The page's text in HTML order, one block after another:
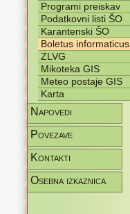
Programi preiskav
Podatkovni listi ŠO
Karantenski ŠO
Boletus informaticus
ZLVG
Mikoteka GIS
Meteo postaje GIS
Karta
Napovedi
Povezave
Kontakti
Osebna izkaznica